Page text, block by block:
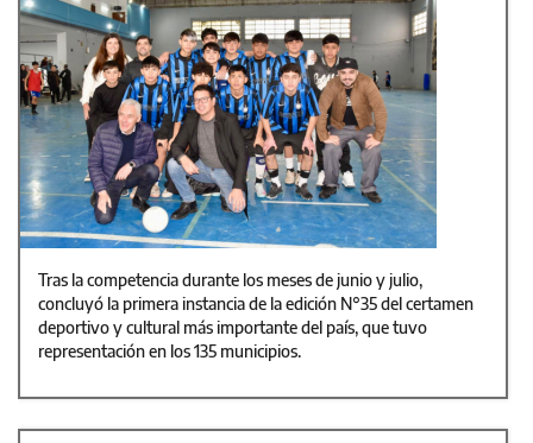
Tras la competencia durante los meses de junio y julio,
concluyó la primera instancia de la edición N°35 del certamen
deportivo y cultural más importante del país, que tuvo
representación en los 135 municipios.